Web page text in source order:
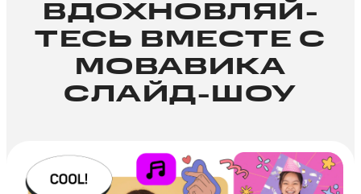
ВДОХНОВЛЯЙ­
ТЕСЬ ВМЕСТЕ С
МОВАВИКА
СЛАЙД-ШОУ